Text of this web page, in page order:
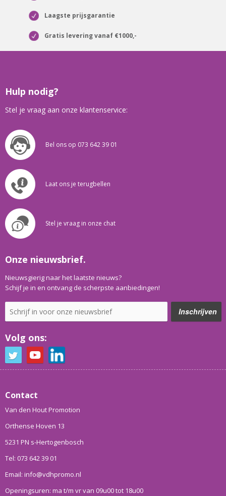
Laagste prijsgarantie
Gratis levering vanaf €1000,-
Hulp nodig?
Stel je vraag aan onze klantenservice:
Bel ons op 073 642 39 01
Laat ons je terugbellen
Stel je vraag in onze chat
Onze nieuwsbrief.
Nieuwsgierig naar het laatste nieuws?
Schijf je in en ontvang de scherpste aanbiedingen!
Volg ons:
Contact
Van den Hout Promotion
Orthense Hoven 13
5231 PN s-Hertogenbosch
Tel: 073 642 39 01
Email: info@vdhpromo.nl
Openingsuren: ma t/m vr van 09u00 tot 18u00